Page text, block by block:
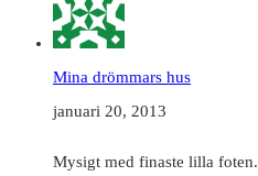
Mina drömmars hus
januari 20, 2013
Mysigt med finaste lilla foten.